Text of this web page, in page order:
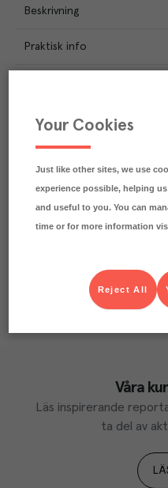
Beskrivning
Praktisk info
Klimatavtryck
utsläppen av 0.2 kg
Läs mer om hur vi
Våra
Läs inspirerande
ta del av
Your Cookies
Just like other sites, we use
experience possible, helping
and useful to you. You can
time or for more information
Reject All